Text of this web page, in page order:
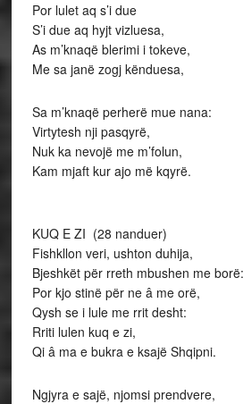
Por lulet aq s’i due
S’i due aq hyjt vizluesa,
As m’knaqë blerimi i tokeve,
Me sa janë zogj kënduesa,
Sa m’knaqë perherë mue nana:
Virtytesh nji pasqyrë,
Nuk ka nevojë me m’folun,
Kam mjaft kur ajo më kqyrë.
KUQ E ZI (28 nanduer)
Fishkllon veri, ushton duhija,
Bjeshkët për rreth mbushen me borë:
Por kjo stinë për ne â me orë,
Qysh se i lule me rrit desht:
Rriti lulen kuq e zi,
Qi â ma e bukra e ksajë Shqipni.
Ngjyra e sajë, njomsi prendvere,